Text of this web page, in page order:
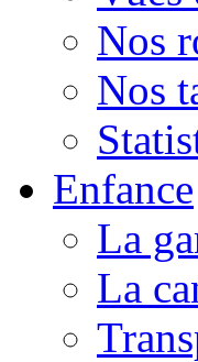
Nos
Nos
Enfance
La
La